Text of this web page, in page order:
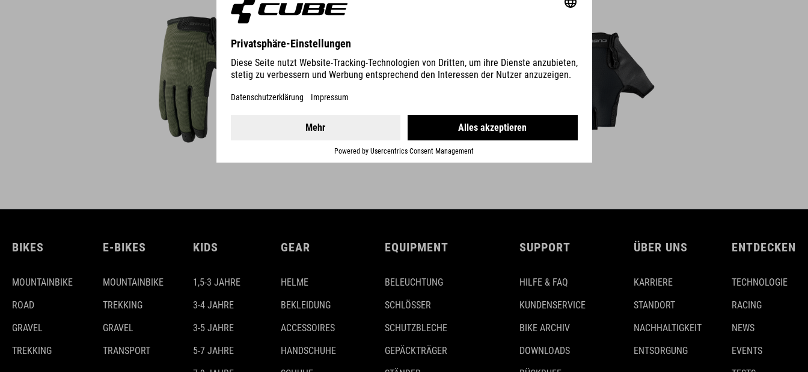
BIKES
MOUNTAINBIKE
ROAD
GRAVEL
TREKKING
E-BIKES
MOUNTAINBIKE
TREKKING
GRAVEL
TRANSPORT
KIDS
1,5-3 JAHRE
3-4 JAHRE
3-5 JAHRE
5-7 JAHRE
GEAR
HELME
BEKLEIDUNG
ACCESSOIRES
HANDSCHUHE
EQUIPMENT
BELEUCHTUNG
SCHLÖSSER
SCHUTZBLECHE
GEPÄCKTRÄGER
SUPPORT
HILFE & FAQ
KUNDENSERVICE
BIKE ARCHIV
DOWNLOADS
ÜBER UNS
KARRIERE
STANDORT
NACHHALTIGKEIT
ENTSORGUNG
ENTDECKEN
TECHNOLOGIE
RACING
NEWS
EVENTS